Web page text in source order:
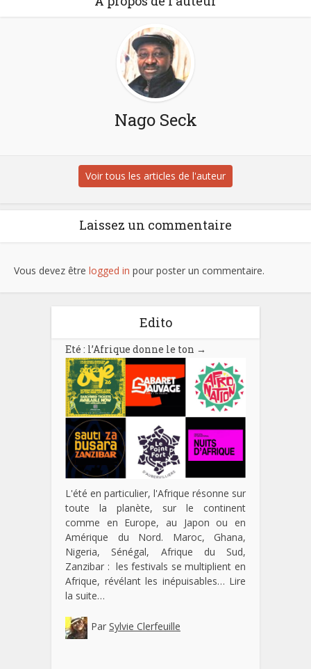
Nago Seck
Voir tous les articles de l'auteur
Laissez un commentaire
Vous devez être logged in pour poster un commentaire.
Edito
Eté : l’Afrique donne le ton →
L'été en particulier, l'Afrique résonne sur
toute la planète, sur le continent
comme en Europe, au Japon ou en
Amérique du Nord. Maroc, Ghana,
Nigeria, Sénégal, Afrique du Sud,
Zanzibar : les festivals se multiplient en
Afrique, révélant les inépuisables… Lire
la suite…
Par Sylvie Clerfeuille